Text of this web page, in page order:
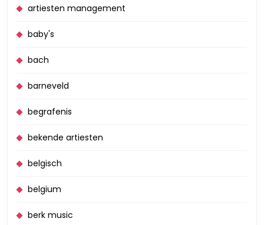
artiesten management
baby's
bach
barneveld
begrafenis
bekende artiesten
belgisch
belgium
berk music